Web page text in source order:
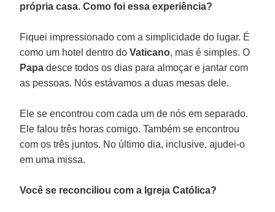
própria casa. Como foi essa experiência?
Fiquei impressionado com a simplicidade do lugar. É
como um hotel dentro doVaticano, mas é simples. O
Papa desce todos os dias para almoçar e jantar com
as pessoas. Nós estávamos a duas mesas dele.
Ele se encontrou com cada um de nós em separado.
Ele falou três horas comigo. Também se encontrou
com os três juntos. No último dia, inclusive, ajudei-o
em uma missa.
Você se reconciliou com a Igreja Católica?